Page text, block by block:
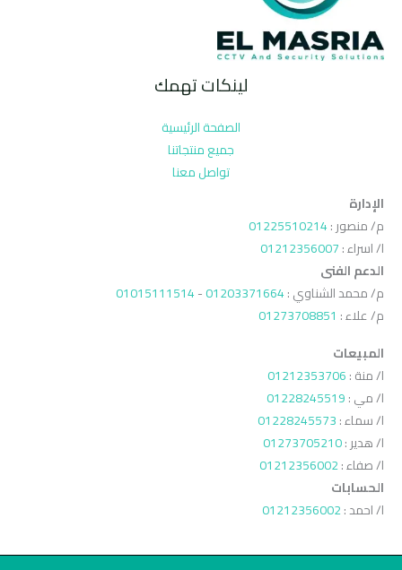
لينكات تهمك
الصفحة الرئيسية
جميع منتجاتنا
تواصل معنا
الإدارة
م/ منصور :01225510214
ا/ اسراء :01212356007
الدعم الفنى
م/ محمد الشناوي :01203371664
-
01015111514
م/ علاء : 01273708851
المبيعات
ا/ منة :01212353706
ا/ مي :01228245519
ا/ سماء :01228245573
ا/ هدير :01273705210
ا/ صفاء :01212356002
الحسابات
ا/ احمد :01212356002